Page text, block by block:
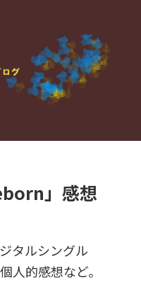
」感想
タルシングル
人的感想など。